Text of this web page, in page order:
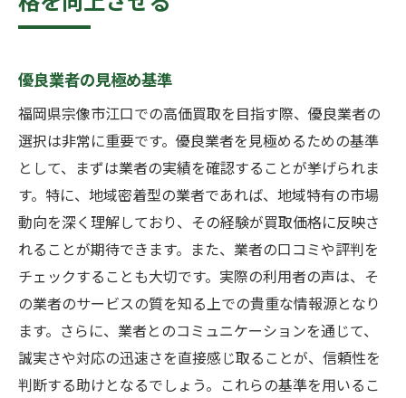
優良業者の見極め基準
福岡県宗像市江口での高価買取を目指す際、優良業者の
選択は非常に重要です。優良業者を見極めるための基準
として、まずは業者の実績を確認することが挙げられま
す。特に、地域密着型の業者であれば、地域特有の市場
動向を深く理解しており、その経験が買取価格に反映さ
れることが期待できます。また、業者の口コミや評判を
チェックすることも大切です。実際の利用者の声は、そ
の業者のサービスの質を知る上での貴重な情報源となり
ます。さらに、業者とのコミュニケーションを通じて、
誠実さや対応の迅速さを直接感じ取ることが、信頼性を
判断する助けとなるでしょう。これらの基準を用いるこ